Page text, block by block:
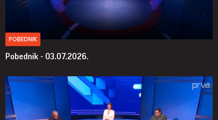
POBEDNIK
Pobednik - 03.07.2026.